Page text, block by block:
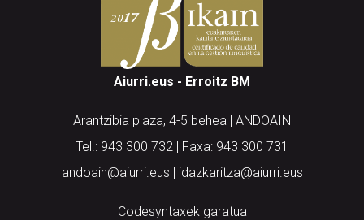
Aiurri.eus - Erroitz BM
Arantzibia plaza, 4-5 behea | ANDOAIN
Tel.: 943 300 732 | Faxa: 943 300 731
andoain@aiurri.eus | idazkaritza@aiurri.eus
Codesyntaxek garatua